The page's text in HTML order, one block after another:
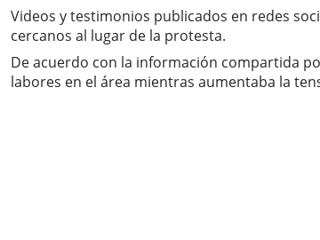
Videos y testimonios publicados en redes
cercanos al lugar de la protesta.
De acuerdo con la información compartida
labores en el área mientras aumentaba la